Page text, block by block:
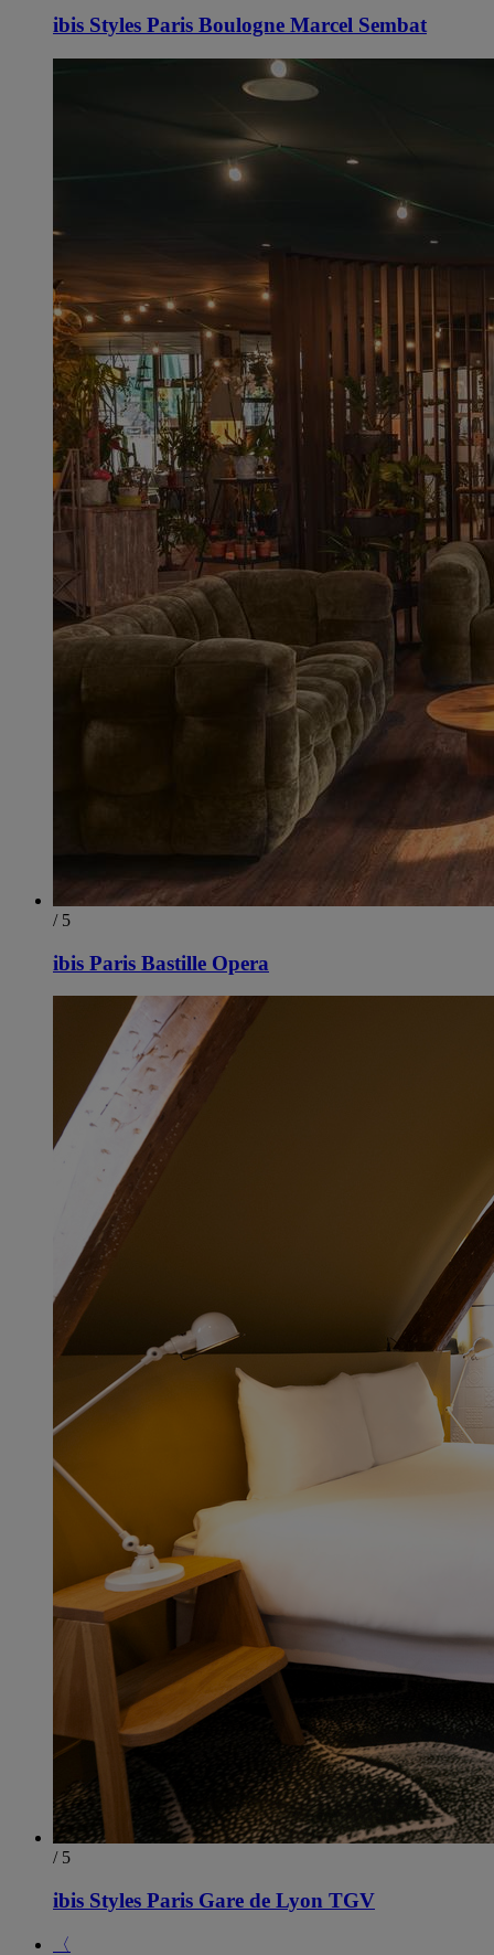
ibis Styles Paris Boulogne Marcel Sembat
/ 5
ibis Paris Bastille Opera
/ 5
ibis Styles Paris Gare de Lyon TGV
〈